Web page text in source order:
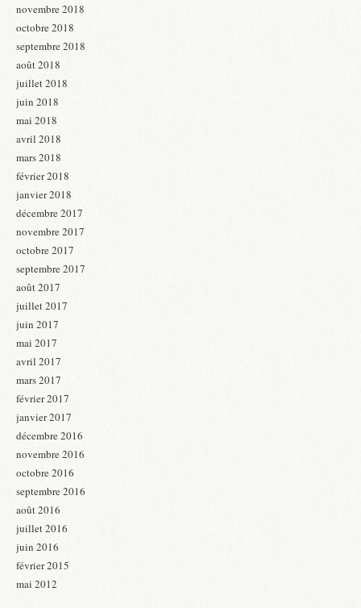
novembre 2018
octobre 2018
septembre 2018
août 2018
juillet 2018
juin 2018
mai 2018
avril 2018
mars 2018
février 2018
janvier 2018
décembre 2017
novembre 2017
octobre 2017
septembre 2017
août 2017
juillet 2017
juin 2017
mai 2017
avril 2017
mars 2017
février 2017
janvier 2017
décembre 2016
novembre 2016
octobre 2016
septembre 2016
août 2016
juillet 2016
juin 2016
février 2015
mai 2012